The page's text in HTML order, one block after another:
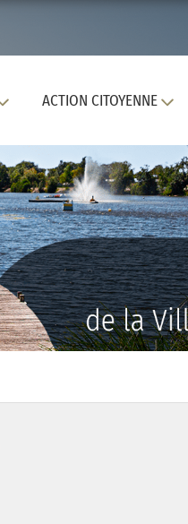
ACTION CITOYENNE